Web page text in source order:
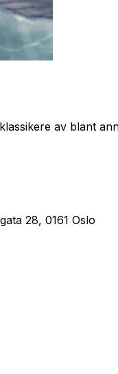
av blant
28, 0161 Oslo